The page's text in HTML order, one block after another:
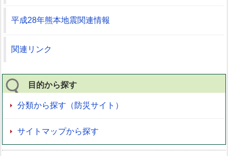
平成28年熊本地震関連情報
関連リンク
目的から探す
分類から探す（防災サイト）
サイトマップから探す